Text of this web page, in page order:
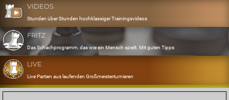
VIDEOS
Stunden über Stunden hochklassiger Trainingsvideos
FRITZ
Das Schachprogramm, das wie ein Mensch spielt. Mit guten Tipps
LIVE
Live Partien aus laufenden Großmeisterturnieren
OPENINGS